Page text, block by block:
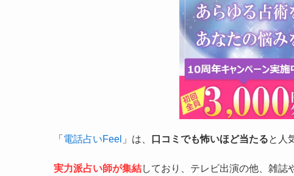
「 電話占いFeel 」は、 口コミでも怖いほど当たると人
実力派占い師が集結しており、テレビ出演の他、雑誌